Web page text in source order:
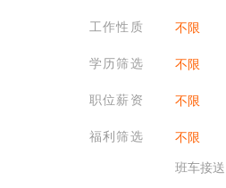
工作性质
不限
学历筛选
不限
职位薪资
不限
福利筛选
不限
班车接送